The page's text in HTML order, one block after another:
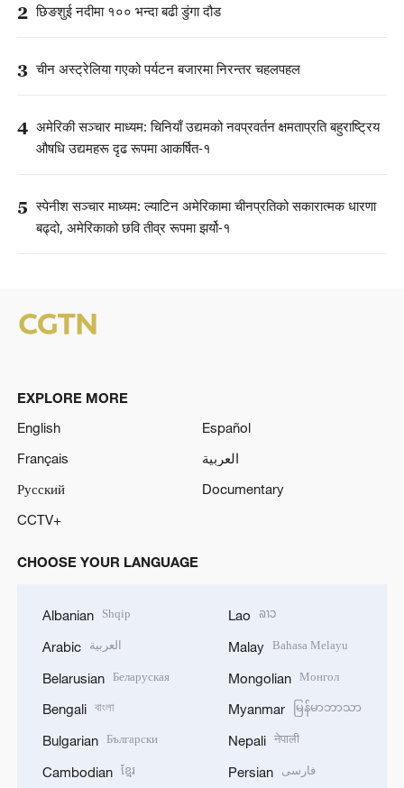
2 छिङशुई नदीमा १०० भन्दा बढी डुंगा दौड
3 चीन अस्ट्रेलिया गएको पर्यटन बजारमा निरन्तर चहलपहल
4 अमेरिकी सञ्चार माध्यम: चिनियाँ उद्यमको नवप्रवर्तन क्षमताप्रति बहुराष्ट्रिय
औषधि उद्यमहरू दृढ रूपमा आकर्षित-१
5 स्पेनीश सञ्चार माध्यम: ल्याटिन अमेरिकामा चीनप्रतिको सकारात्मक धारणा
बढ्दो, अमेरिकाको छवि तीव्र रूपमा झर्यो-१
EXPLORE MORE
English
Español
Français
العربية
Русский
Documentary
CCTV+
CHOOSE YOUR LANGUAGE
Albanian Shqip
Arabic العربية
Belarusian Беларуская
Bengali বাংলা
Bulgarian Български
Cambodian ខ្មែរ
Lao ລາວ
Malay Bahasa Melayu
Mongolian Монгол
Myanmar မြန်မာဘာသာ
Nepali नेपाली
Persian فارسی